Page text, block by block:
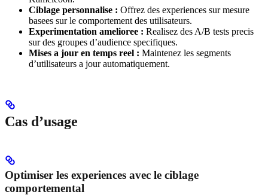
Ciblage personnalise : Offrez des experiences sur mesure
basees sur le comportement des utilisateurs.
Experimentation amelioree : Realisez des A/B tests precis
sur des groupes d’audience specifiques.
Mises a jour en temps reel : Maintenez les segments
d’utilisateurs a jour automatiquement.
Cas d’usage
Optimiser les experiences avec le ciblage
comportemental